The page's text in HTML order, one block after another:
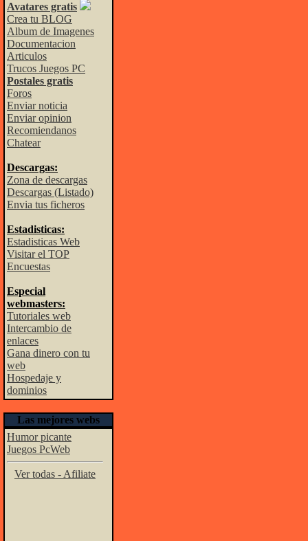
Avatares gratis
Crea tu BLOG
Album de Imagenes
Documentacion
Articulos
Trucos Juegos PC
Postales gratis
Foros
Enviar noticia
Enviar opinion
Recomiendanos
Chatear
Descargas:
Zona de descargas
Descargas (Listado)
Envia tus ficheros
Estadisticas:
Estadisticas Web
Visitar el TOP
Encuestas
Especial
webmasters:
Tutoriales web
Intercambio de
enlaces
Gana dinero con tu
web
Hospedaje y
dominios
Las mejores webs
Humor picante
Juegos PcWeb
Ver todas - Afiliate